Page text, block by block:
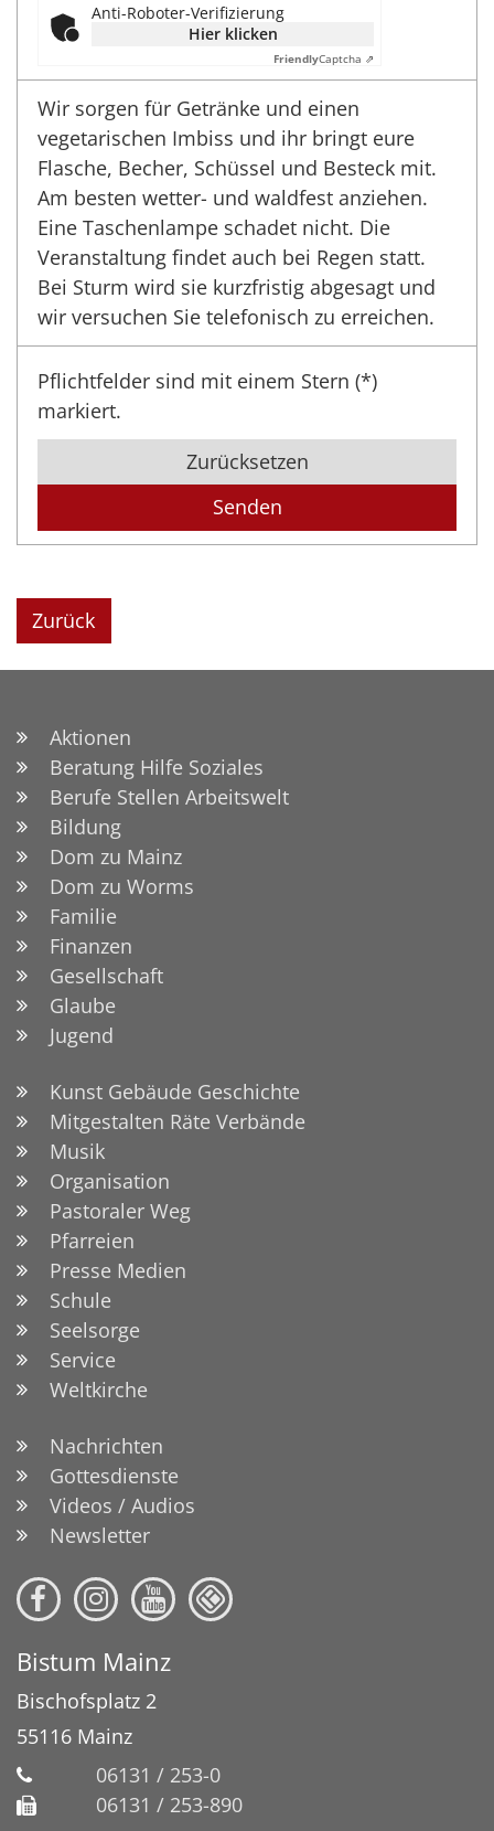
Anti-Roboter-Verifizierung
Hier klicken
FriendlyCaptcha ⇗
Wir sorgen für Getränke und einen
vegetarischen Imbiss und ihr bringt eure
Flasche, Becher, Schüssel und Besteck mit.
Am besten wetter- und waldfest anziehen.
Eine Taschenlampe schadet nicht. Die
Veranstaltung findet auch bei Regen statt.
Bei Sturm wird sie kurzfristig abgesagt und
wir versuchen Sie telefonisch zu erreichen.
Pflichtfelder sind mit einem Stern (*)
markiert.
Zurücksetzen
Zurück
Aktionen
Beratung Hilfe Soziales
Berufe Stellen Arbeitswelt
Bildung
Dom zu Mainz
Dom zu Worms
Familie
Finanzen
Gesellschaft
Glaube
Jugend
Kunst Gebäude Geschichte
Mitgestalten Räte Verbände
Musik
Organisation
Pastoraler Weg
Pfarreien
Presse Medien
Schule
Seelsorge
Service
Weltkirche
Nachrichten
Gottesdienste
Videos / Audios
Newsletter
Bistum Mainz
Bischofsplatz 2
55116 Mainz
06131 / 253-0
06131 / 253-890